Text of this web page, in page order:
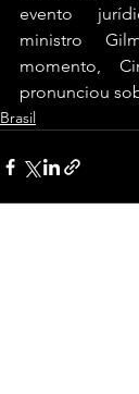
evento
ministro
momento,
pronunciou
Brasil